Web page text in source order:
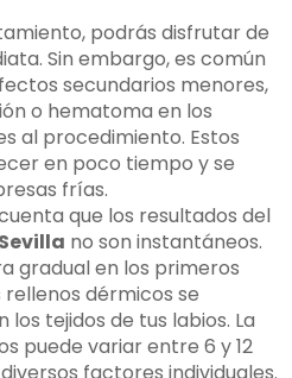
podrás disfrutar de
Sin embargo, es común
secundarios menores,
o hematoma en los
al procedimiento. Estos
en poco tiempo y se
frías.
que los resultados del
no son instantáneos.
gradual en los primeros
rellenos dérmicos se
tejidos de tus labios. La
puede variar entre 6 y 12